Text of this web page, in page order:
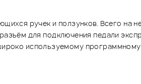
ручек и ползунков. Всего на
для подключения педали
используемому